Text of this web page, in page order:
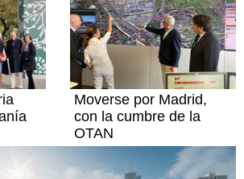
Moverse por Madrid,
con la cumbre de la
OTAN